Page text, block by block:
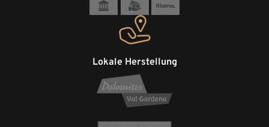
Lokale Herstellung